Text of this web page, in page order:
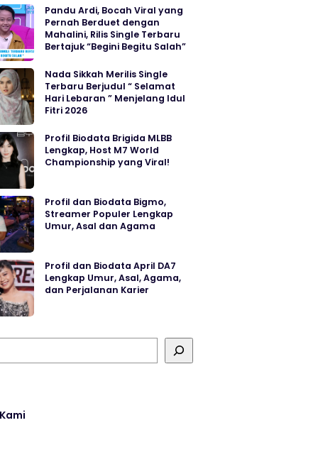
Pandu Ardi, Bocah Viral yang
Pernah Berduet dengan
Mahalini, Rilis Single Terbaru
Bertajuk “Begini Begitu Salah”
Nada Sikkah Merilis Single
Terbaru Berjudul “ Selamat
Hari Lebaran ” Menjelang Idul
Fitri 2026
Profil Biodata Brigida MLBB
Lengkap, Host M7 World
Championship yang Viral!
Profil dan Biodata Bigmo,
Streamer Populer Lengkap
Umur, Asal dan Agama
Profil dan Biodata April DA7
Lengkap Umur, Asal, Agama,
dan Perjalanan Karier